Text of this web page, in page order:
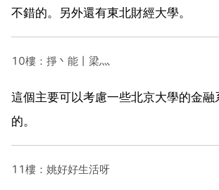
不錯的。另外還有東北財經大學。
10樓：掙丶能丨梁灬
這個主要可以考慮一些北京大學的金融
的。
11樓：姚好好生活呀